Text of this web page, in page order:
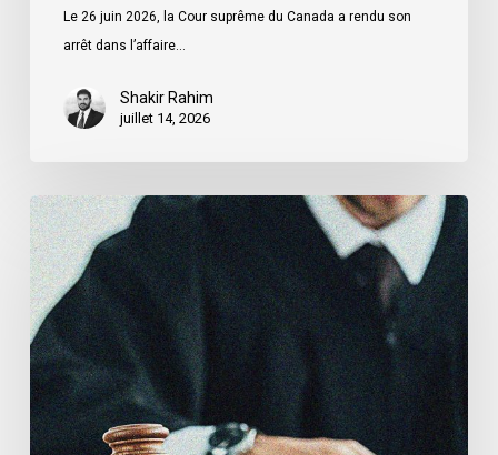
Le 26 juin 2026, la Cour suprême du Canada a rendu son
arrêt dans l’affaire…
Shakir Rahim
juillet 14, 2026
L’ACLC
témoigne
devant
le
Sénat
au
sujet
du
projet